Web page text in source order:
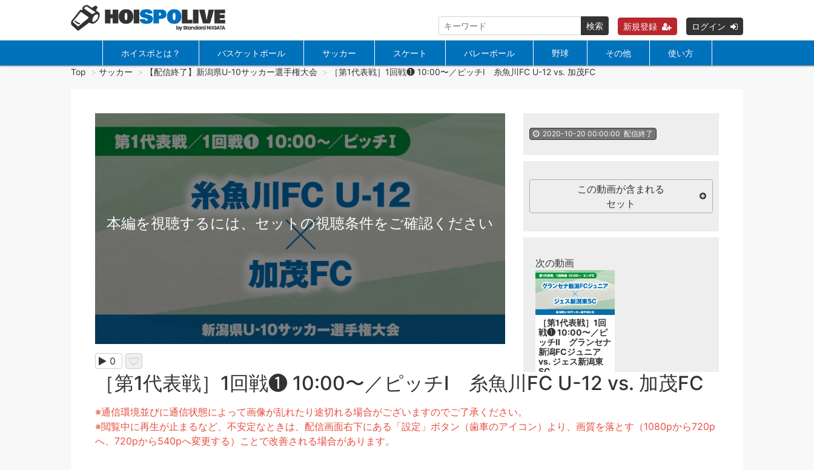
検索 新規登録 ログイン
ホイスポとは？ バスケットボール サッカー スケート バレーボール 野球 その他
使い方
Top
サッカー 【配信終了】新潟県U-10サッカー選手権大会 ［第1代表戦］1回戦❶ 10:00〜／ピッチⅠ 糸魚川FC U-12 vs. 加茂FC
本編を視聴するには、セットの視聴条件をご確認ください
0
2020-10-20 00:00:00 配信終了
この動画が含まれる
セット
次の動画
［第1代表戦］1回
戦❶ 10:00〜／ピ
ッチⅡ グランセナ
新潟FCジュニア
vs. ジェス新潟東
SC
［第1代表戦］1回戦❶ 10:00〜／ピッチⅠ 糸魚川FC U-12 vs. 加茂FC
※通信環境並びに通信状態によって画像が乱れたり途切れる場合がございますのでご了承ください。
※閲覧中に再生が止まるなど、不安定なときは、配信画面右下にある「設定」ボタン（歯車のアイコン）より、画質を落とす（1080pから720p
へ、720pから540pへ変更する）ことで改善される場合があります。